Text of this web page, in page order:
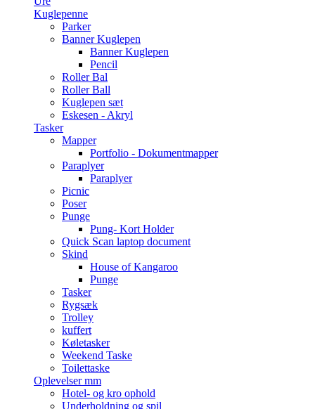
Kuglepenne
Parker
Banner Kuglepen
Banner Kuglepen
Pencil
Roller Bal
Roller Ball
Kuglepen sæt
Eskesen - Akryl
Tasker
Mapper
Portfolio - Dokumentmapper
Paraplyer
Paraplyer
Picnic
Poser
Punge
Pung- Kort Holder
Quick Scan laptop document
Skind
House of Kangaroo
Punge
Tasker
Rygsæk
Trolley
kuffert
Køletasker
Weekend Taske
Toilettaske
Oplevelser mm
Hotel- og kro ophold
Underholdning og spil